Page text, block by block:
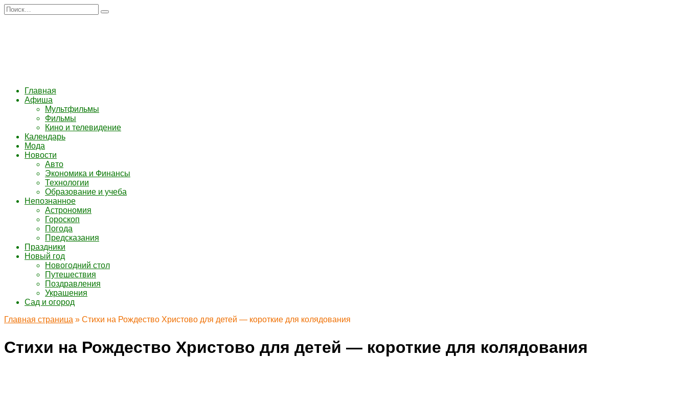
Перейти
к
Search
for:
Главная
Афиша
Мультфильмы
Фильмы
Кино и телевидение
Календарь
Мода
Новости
Авто
Экономика и Финансы
Технологии
Образование и учеба
Непознанное
Астрономия
Гороскоп
Погода
Предсказания
Праздники
Новый год
Новогодний стол
Путешествия
Поздравления
Украшения
Сад и огород
Главная страница » Стихи на Рождество Христово для детей — короткие для колядования
Стихи на Рождество Христово для детей — короткие для колядования